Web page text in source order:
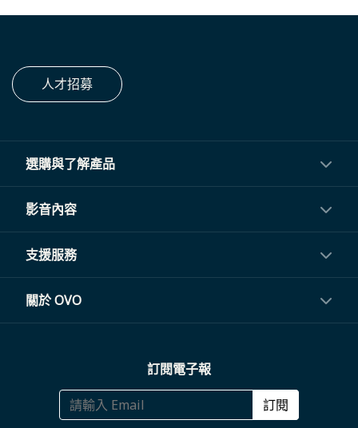
人才招募
選購與了解產品
投影機
閨蜜機與電視
電視盒與周邊
福利品專區
影音內容
影音訂閱
支援服務
常見問題
關於 OVO
商務合作
訂閱電子報
訂閱